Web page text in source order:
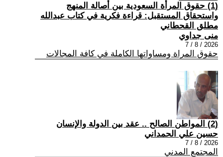
(1) حقوق المرأة السعودية بين أصالة المنهج
واستحقاق المستقبل: قراءة فكرية في كتاب عبدالله
مطلق القحطاني
منى جداوي
2026 / 8 / 7
حقوق المراة ومساواتها الكاملة في كافة المجالات
(2) المواطن الصالح .. عقد بين الدولة والإنسان
حسين علي الحمداني
2026 / 8 / 7
المجتمع المدني